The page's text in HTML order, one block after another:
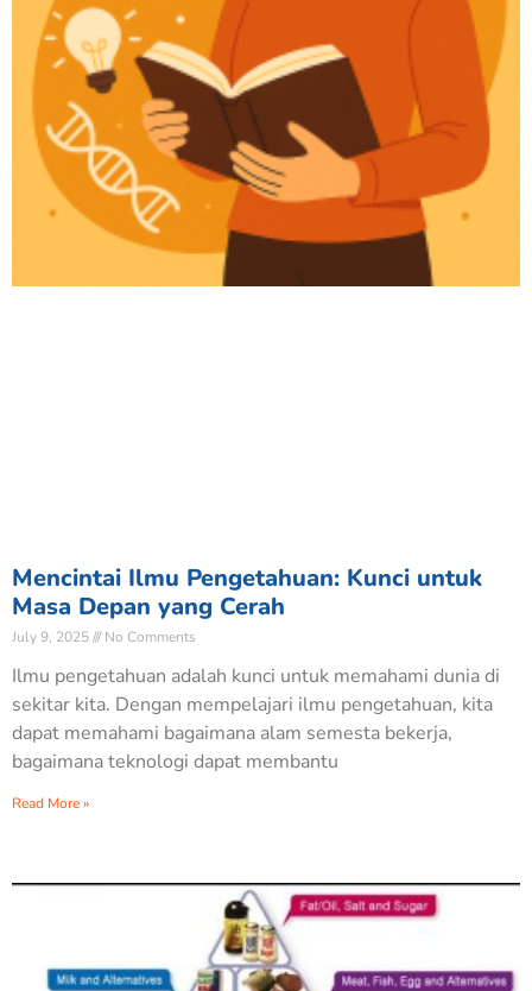
Mencintai Ilmu Pengetahuan: Kunci untuk
Masa Depan yang Cerah
July 9, 2025 No Comments
Ilmu pengetahuan adalah kunci untuk memahami dunia di
sekitar kita. Dengan mempelajari ilmu pengetahuan, kita
dapat memahami bagaimana alam semesta bekerja,
bagaimana teknologi dapat membantu
Read More »